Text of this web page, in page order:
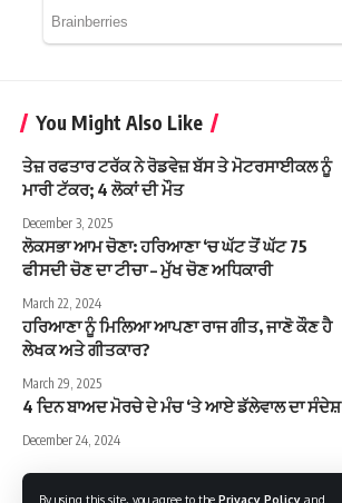
By using this site, you agree to the Privacy Policy and
You Might Also Like
ਤੇਜ਼ ਰਫਤਾਰ ਟਰੱਕ ਨੇ ਰੋਡਵੇਜ਼ ਬੱਸ ਤੇ ਮੋਟਰਸਾਈਕਲ ਨੂੰ
ਮਾਰੀ ਟੱਕਰ; 4 ਲੋਕਾਂ ਦੀ ਮੌਤ
December 3, 2025
ਲੋਕਸਭਾ ਆਮ ਚੋਣਾ: ਹਰਿਆਣਾ ‘ਚ ਘੱਟ ਤੋਂ ਘੱਟ 75
ਫੀਸਦੀ ਚੋਣ ਦਾ ਟੀਚਾ – ਮੁੱਖ ਚੋਣ ਅਧਿਕਾਰੀ
March 22, 2024
ਹਰਿਆਣਾ ਨੂੰ ਮਿਲਿਆ ਆਪਣਾ ਰਾਜ ਗੀਤ, ਜਾਣੋ ਕੌਣ ਹੈ
ਲੇਖਕ ਅਤੇ ਗੀਤਕਾਰ?
March 29, 2025
4 ਦਿਨ ਬਾਅਦ ਮੋਰਚੇ ਦੇ ਮੰਚ ‘ਤੇ ਆਏ ਡੱਲੇਵਾਲ ਦਾ ਸੰਦੇਸ਼
December 24, 2024